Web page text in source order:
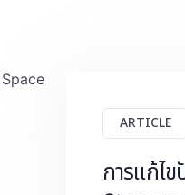
ARTICLE
การแก้ไ